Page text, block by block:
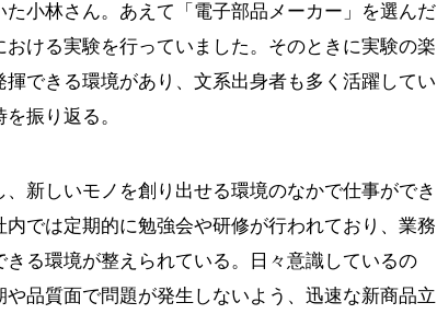
小林さん。あえて「電子部品メーカー」を選んだ
ける実験を行っていました。そのときに実験の楽
できる環境があり、文系出身者も多く活躍してい
振り返る。
新しいモノを創り出せる環境のなかで仕事ができ
では定期的に勉強会や研修が行われており、業務
る環境が整えられている。日々意識しているの
品質面で問題が発生しないよう、迅速な新商品立